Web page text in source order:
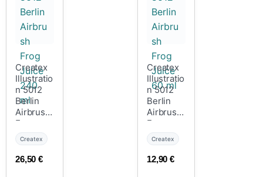
Createx
Illustratio
n 5012
Berlin
Airbrush
Frog
Juice
240 ml
Createx
26,50€
Createx
Illustratio
n 5012
Berlin
Airbrush
Frog
Juice 60
ml
Createx
12,90€